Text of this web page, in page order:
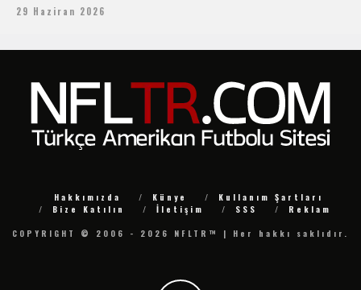
29 Haziran 2026
Hakkımızda Künye
Kullanım Şartları
Bize Katılın
İletişim SSS
Reklam
COPYRIGHT © 2006 - 2026 NFLTR™ | Her hakkı saklıdır.